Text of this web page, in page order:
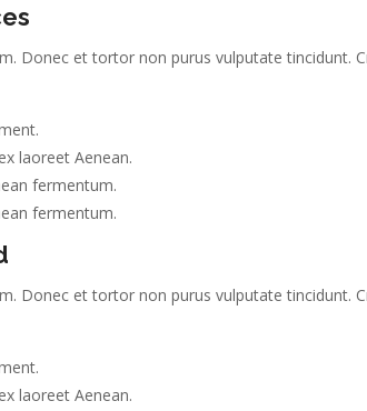
Donec et tortor non purus vulputate tincidunt.
laoreet Aenean.
fermentum.
fermentum.
Donec et tortor non purus vulputate tincidunt.
laoreet Aenean.